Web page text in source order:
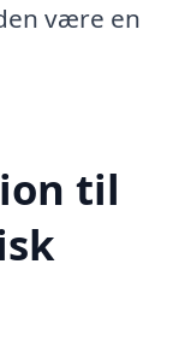
være en
til